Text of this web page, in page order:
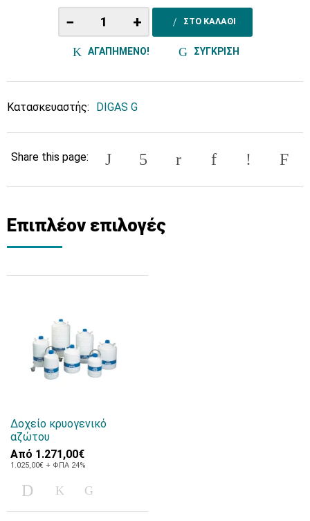
− + ΣΤΟ ΚΑΛΑΘΙ
ΑΓΑΠΗΜΕΝΟ! ΣΥΓΚΡΙΣΗ
Κατασκευαστής: DIGAS G
Share this page:
Επιπλέον επιλογές
Δοχείο κρυογενικό
αζώτου
Από 1.271,00€
1.025,00€ + ΦΠΑ 24%